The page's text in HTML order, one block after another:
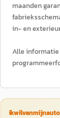
maanden
in- en
Alle